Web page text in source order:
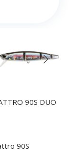
90S DUO
90S